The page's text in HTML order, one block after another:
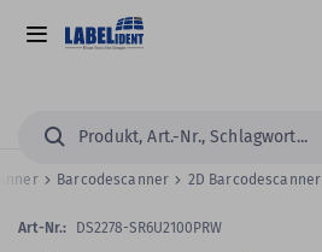
Hauptinhalt
springen
Alle
Suchen...
Barcodescanner 2D Barcodescanner
Art-Nr.: DS2278-SR6U2100PRW